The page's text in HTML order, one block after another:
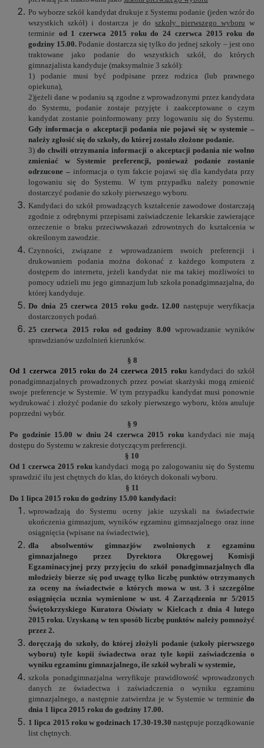
Po wyborze szkół kandydat drukuje z Systemu podanie (jeden wzór do
wszystkich szkół) i dostarcza je doszkoły pierwszego wyboru w
terminie od 1 czerwca 2015 roku do 24 czerwca 2015 roku do
godziny 15.00. Podanie dostarcza się tylko do jednej szkoły – jest ono
traktowane jako podanie do wszystkich szkół, do których
gimnazjalista kandyduje (maksymalnie 3 szkół):
1) podanie musi być podpisane przez rodzica (lub prawnego
opiekuna),
2)jeżeli dane w podaniu są zgodne z wprowadzonymi przez kandydata
do Systemu, podanie zostaje przyjęte i zaakceptowane o czym
kandydat zostanie poinformowany przy logowaniu się do Systemu.
Gdy informacja o akceptacji podania nie pojawi się w systemie –
należy zgłosić się do szkoły, do której zostało złożone podanie.
3)do chwili otrzymania informacji o akceptacji podania nie wolno
zmieniać w Systemie preferencji, ponieważ podanie zostanie
odrzucone –informacja o tym fakcie pojawi się dla kandydata przy
logowaniu się do Systemu. W tym przypadku należy ponownie
dostarczyć podanie do szkoły pierwszego wyboru.
Kandydaci do szkół prowadzących kształcenie zawodowe dostarczają
zgodnie z odrębnymi przepisami zaświadczenie lekarskie zawierające
orzeczenie o braku przeciwwskazań zdrowotnych do kształcenia w
określonym zawodzie.
Czynności, związane z wprowadzaniem swoich preferencji i
drukowaniem podania można dokonać z każdego komputera z
dostępem do internetu, jeżeli kandydat nie ma takiej możliwości to
pomocy udzieli mu jego gimnazjum lub szkoła ponadgimnazjalna, do
której kandyduje.
Do dnia 25 czerwca 2015 roku godz. 12.00następuje weryfikacja
dostarczonych podań.
25 czerwca 2015 roku od godziny 8.00 wprowadzanie wyników
sprawdzianów uzdolnień kierunków.
§ 8
Od 1 czerwca 2015 roku do 24 czerwca 2015 roku kandydaci do szkół
ponadgimnazjalnych prowadzonych przez powiat skarżyski mogą zmienić
swoje preferencje w Systemie. W tym przypadku kandydat musi ponownie
wydrukować i złożyć podanie do szkoły pierwszego wyboru, która anuluje
poprzedni wybór.
§ 9
Po godzinie 15.00 w dniu 24 czerwca 2015 roku kandydaci nie mają
dostępu do Systemu w zakresie dotyczącym preferencji.
§ 10
Od 1 czerwca 2015 roku kandydaci mogą po zalogowaniu się do Systemu
sprawdzić ilu jest chętnych do klas, do których dokonali wyboru.
§ 11
Do 1 lipca 2015 roku do godziny 15.00 kandydaci:
wprowadzają do Systemu oceny jakie uzyskali na świadectwie
ukończenia gimnazjum, wyników egzaminu gimnazjalnego oraz inne
osiągnięcia (wpisane na świadectwie),
dla absolwentów gimnazjów zwolnionych z egzaminu
gimnazjalnego przez Dyrektora Okręgowej Komisji
Egzaminacyjnej przy przyjęciu do szkół ponadgimnazjalnych dla
młodzieży bierze się pod uwagę tylko liczbę punktów otrzymanych
za oceny na świadectwie o których mowa w ust. 3 i szczególne
osiągnięcia ucznia wymienione w ust. 4 Zarządzenia nr 5/2015
Świętokrzyskiego Kuratora Oświaty w Kielcach z dnia 4 lutego
2015 roku. Uzyskaną w ten sposób liczbę punktów należy pomnożyć
przez 2.
doręczają do szkoły, do której złożyli podanie (szkoły pierwszego
wyboru)tyle kopii świadectwa oraz tyle kopii zaświadczenia o
wyniku egzaminu gimnazjalnego, ile szkół wybrali w systemie,
szkoła ponadgimnazjalna weryfikuje prawidłowość wprowadzonych
danych ze świadectwa i zaświadczenia o wyniku egzaminu
gimnazjalnego, a następnie zatwierdza je w Systemie w terminie do
dnia 1 lipca 2015 roku do godziny 17.00.
1 lipca 2015 roku w godzinach 17.30-19.30 następuje porządkowanie
list chętnych.